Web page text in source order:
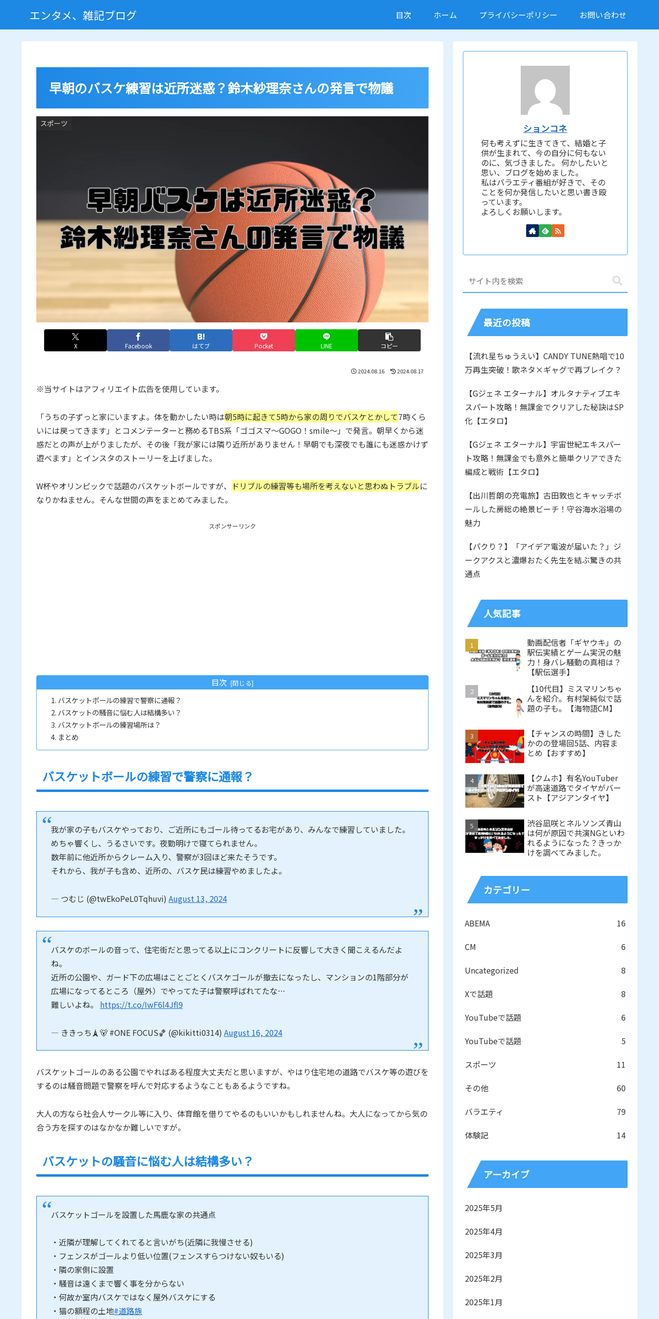
エンタメ、雑記ブログ 目次 ホーム プライバシーポリシー お問い合わせ
早朝のバスケ練習は近所迷惑？鈴木紗理奈さんの発言で物議
スポーツ
X Facebook はてブ Pocket LINE コピー
2024.08.16 2024.08.17
※当サイトはアフィリエイト広告を使用しています。
「うちの子ずっと家にいますよ。体を動かしたい時は朝5時に起きて5時から家の周りでバスケとかして7時くら
いには戻ってきます」とコメンテーターと務めるTBS系「ゴゴスマ～GOGO！smile～」で発言。朝早くから迷
惑だとの声が上がりましたが、その後「我が家には隣り近所がありません！早朝でも深夜でも誰にも迷惑かけず
遊べます」とインスタのストーリーを上げました。
W杯やオリンピックで話題のバスケットボールですが、 ドリブルの練習等も場所を考えないと思わぬトラブルに
なりかねません。そんな世間の声をまとめてみました。
スポンサーリンク
目次
バスケットボールの練習で警察に通報？
バスケットの騒音に悩む人は結構多い？
バスケットボールの練習場所は？
まとめ
バスケットボールの練習で警察に通報？
我が家の子もバスケやっており、ご近所にもゴール待ってるお宅があり、みんなで練習していました。
めちゃ響くし、うるさいです。夜勤明けで寝てられません。
数年前に他近所からクレーム入り、警察が3回ほど来たそうです。
それから、我が子も含め、近所の、バスケ民は練習やめましたよ。
— つむじ (@twEkoPeL0Tqhuvi) August 13, 2024
バスケのボールの音って、住宅街だと思ってる以上にコンクリートに反響して大きく聞こえるんだよ
ね。
近所の公園や、ガード下の広場はことごとくバスケゴールが撤去になったし、マンションの1階部分が
広場になってるところ（屋外）でやってた子は警察呼ばれてたな…
難しいよね。 https://t.co/IwF6l4Jfl9
— ききっち🗼🐻 #ONE FOCUS🏀 (@kikitti0314) August 16, 2024
バスケットゴールのある公園でやればある程度大丈夫だと思いますが、やはり住宅地の道路でバスケ等の遊びを
するのは騒音問題で警察を呼んで対応するようなこともあるようですね。
大人の方なら社会人サークル等に入り、体育館を借りてやるのもいいかもしれませんね。大人になってから気の
合う方を探すのはなかなか難しいですが。
バスケットの騒音に悩む人は結構多い？
バスケットゴールを設置した馬鹿な家の共通点
・近隣が理解してくれてると言いがち(近隣に我慢させる)
・フェンスがゴールより低い位置(フェンスすらつけない奴もいる)
・隣の家側に設置
・騒音は遠くまで響く事を分からない
・何故か室内バスケではなく屋外バスケにする
・猫の額程の土地#道路族
ションコネ
何も考えずに生きてきて、結婚と子
供が生まれて、今の自分に何もない
のに、気づきました。 何かしたいと
思い、ブログを始めました。
私はバラエティ番組が好きで、その
ことを何か発信したいと思い書き殴
っています。
よろしくお願いします。
最近の投稿
【流れ星ちゅうえい】CANDY TUNE熱唱で10
万再生突破！歌ネタ×ギャグで再ブレイク？
【Gジェネ エターナル】オルタナティブエキ
スパート攻略！無課金でクリアした秘訣はSP
化【エタロ】
【Gジェネ エターナル】宇宙世紀エキスパー
ト攻略！無課金でも意外と簡単クリアできた
編成と戦術【エタロ】
【出川哲朗の充電旅】古田敦也とキャッチボ
ールした房総の絶景ビーチ！守谷海水浴場の
魅力
【パクり？】「アイデア電波が届いた？」ジ
ークアクスと濃爆おたく先生を結ぶ驚きの共
通点
人気記事
動画配信者「ギヤウキ」の
駅伝実績とゲーム実況の魅
力！身バレ騒動の真相は？
【駅伝選手】
【10代目】ミスマリンちゃ
んを紹介。有村架純似で話
題の子も。【海物語CM】
【チャンスの時間】きした
かのの登場回5話、内容ま
とめ【おすすめ】
【クムホ】有名YouTuber
が高速道路でタイヤがバー
スト【アジアンタイヤ】
渋谷凪咲とネルソンズ青山
は何が原因で共演NGといわ
れるようになった？きっか
けを調べてみました。
カテゴリー
ABEMA
16
CM
6
Uncategorized
8
Xで話題
8
YouTubeで話題
6
YouTubeで話題
5
スポーツ
11
その他
60
バラエティ
79
体験記
14
アーカイブ
2025年5月
2025年4月
2025年3月
2025年2月
2025年1月